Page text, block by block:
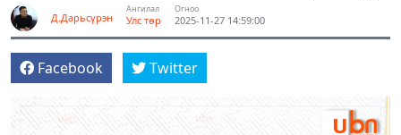
Д.Дарьсүрэн
Ангилал
Улс төр
Огноо
2025-11-27 14:59:00
Facebook Twitter